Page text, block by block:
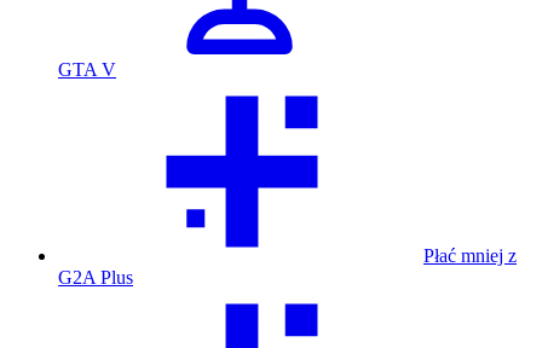
GTA V
Płać mniej z
G2A Plus